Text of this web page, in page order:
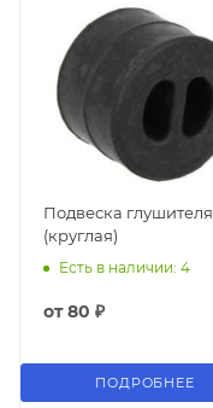
Подвеска глушителя
(круглая)
Есть в наличии: 4
от80 ₽
ПОДРОБНЕЕ